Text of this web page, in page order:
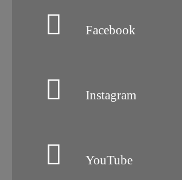
Facebook
Instagram
YouTube